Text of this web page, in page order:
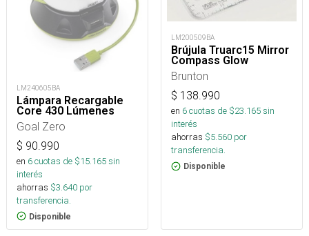
LM240605BA
Lámpara Recargable
Core 430 Lúmenes
Goal Zero
$ 90.990
en 6cuotas de $15.165sin
interés
ahorras $3.640 por
transferencia.
Disponible
LM200509BA
Brújula Truarc15 Mirror
Compass Glow
Brunton
$ 138.990
en 6cuotas de $23.165sin
interés
ahorras $5.560 por
transferencia.
Disponible